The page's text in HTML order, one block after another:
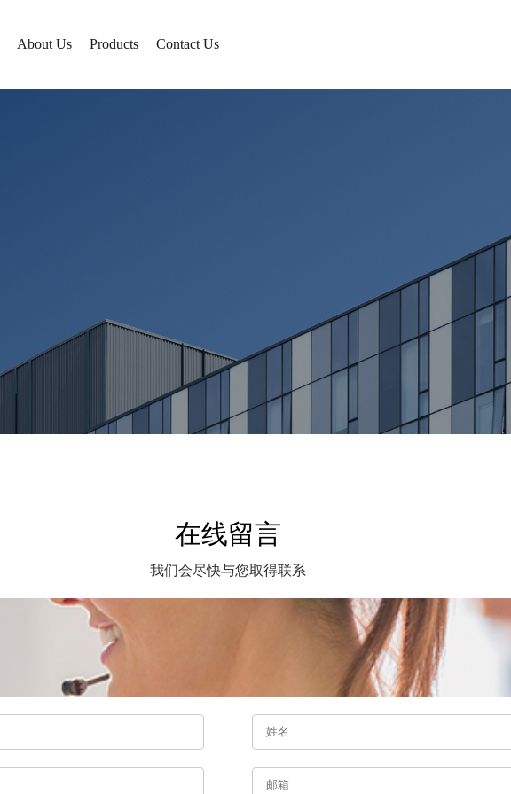
About Us Products Contact Us
在线留言
我们会尽快与您取得联系